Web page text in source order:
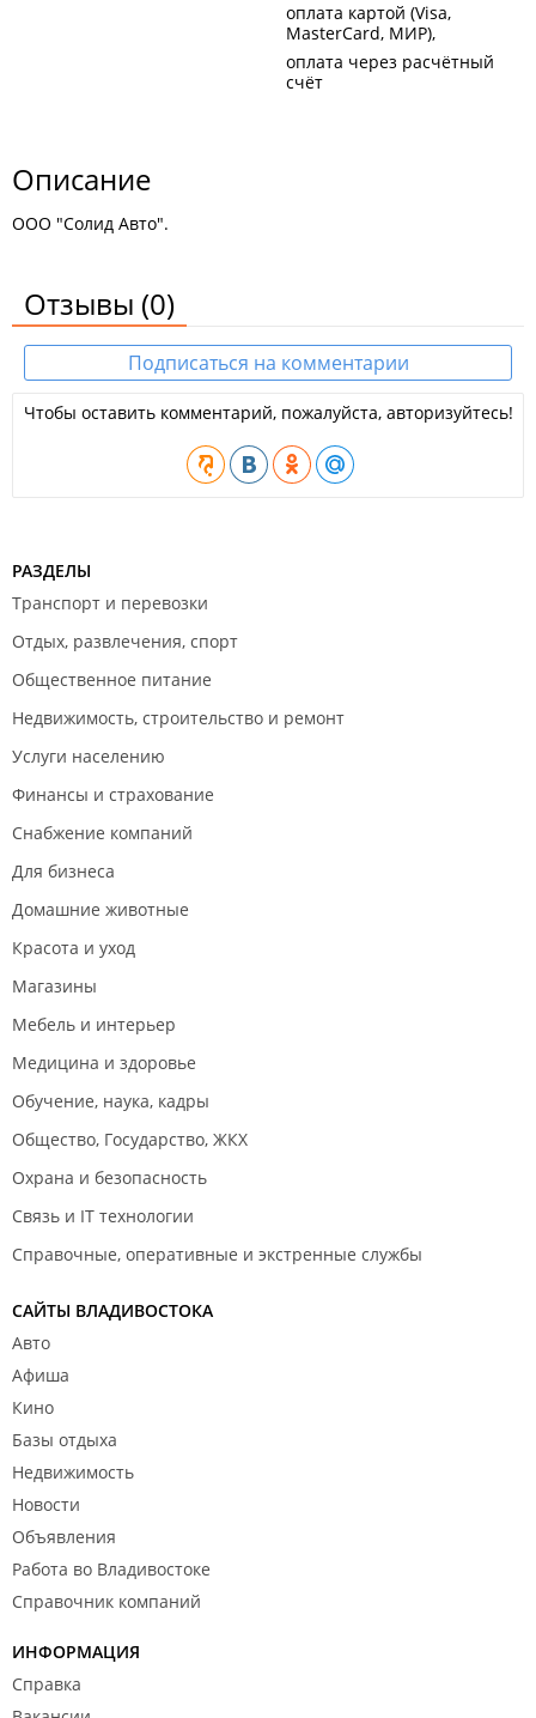
оплата картой (Visa,
MasterCard, МИР)
оплата через расчётный
счёт
Описание
ООО "Солид Авто".
Отзывы (0)
Подписаться на комментарии
Чтобы оставить комментарий, пожалуйста, авторизуйтесь!
РАЗДЕЛЫ
Транспорт и перевозки
Отдых, развлечения, спорт
Общественное питание
Недвижимость, строительство и ремонт
Услуги населению
Финансы и страхование
Снабжение компаний
Для бизнеса
Домашние животные
Красота и уход
Магазины
Мебель и интерьер
Медицина и здоровье
Обучение, наука, кадры
Общество, Государство, ЖКХ
Охрана и безопасность
Связь и IT технологии
Справочные, оперативные и экстренные службы
САЙТЫ ВЛАДИВОСТОКА
Авто
Афиша
Кино
Базы отдыха
Недвижимость
Новости
Объявления
Работа во Владивостоке
Справочник компаний
ИНФОРМАЦИЯ
Справка